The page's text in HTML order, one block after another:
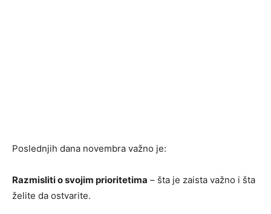
Poslednjih dana novembra važno je:
Razmisliti o svojim prioritetima – šta je zaista važno i šta
želite da ostvarite.